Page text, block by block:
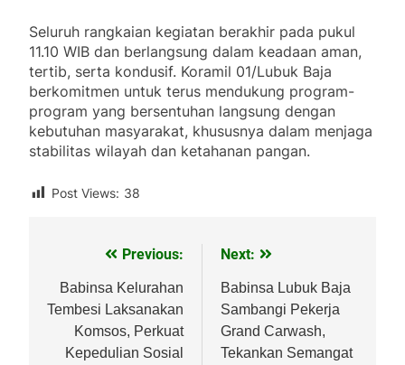
Seluruh rangkaian kegiatan berakhir pada pukul
11.10 WIB dan berlangsung dalam keadaan aman,
tertib, serta kondusif. Koramil 01/Lubuk Baja
berkomitmen untuk terus mendukung program-
program yang bersentuhan langsung dengan
kebutuhan masyarakat, khususnya dalam menjaga
stabilitas wilayah dan ketahanan pangan.
Post Views: 38
Navigasi
pos
Previous:
Babinsa Kelurahan
Tembesi Laksanakan
Komsos, Perkuat
Kepedulian Sosial
Next:
Babinsa Lubuk Baja
Sambangi Pekerja
Grand Carwash,
Tekankan Semangat